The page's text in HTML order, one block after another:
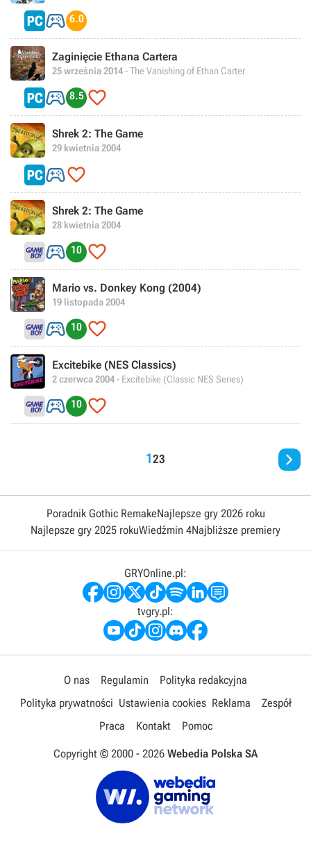
 6.0
Zaginięcie Ethana Cartera
25 września 2014- The Vanishing of Ethan Carter
 8.5 
Shrek 2: The Game
29 kwietnia 2004

Shrek 2: The Game
28 kwietnia 2004
 10 
Mario vs. Donkey Kong (2004)
19 listopada 2004
 10 
Excitebike (NES Classics)
2 czerwca 2004- Excitebike (Classic NES Series)
 10 
123 
Poradnik Gothic RemakeNajlepsze gry 2026 roku
Najlepsze gry 2025 rokuWiedźmin 4Najbliższe premiery
GRYOnline.pl:
tvgry.pl:
O nas Regulamin
Polityka redakcyjna
Polityka prywatności Ustawienia cookies Reklama
Zespół
Praca
Kontakt Pomoc
Copyright © 2000 - 2026 Webedia Polska SA